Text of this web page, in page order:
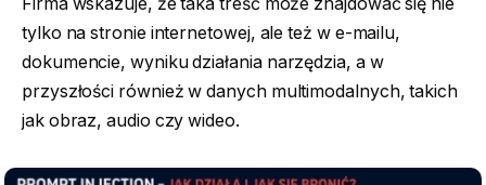
Firma wskazuje, że taka treść może znajdować się nie
tylko na stronie internetowej, ale też w e-mailu,
dokumencie, wyniku działania narzędzia, a w
przyszłości również w danych multimodalnych, takich
jak obraz, audio czy wideo.